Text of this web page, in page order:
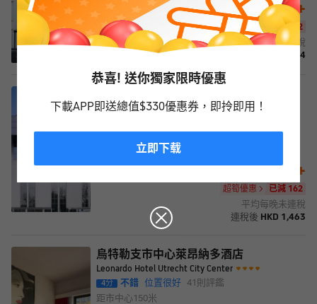
恭喜! 送你獨家限時優惠
下載APP即送總值$330優惠券，即拎即用！
立即下载
HKD2,559 HKD 2,037+
超筍優惠 · 2項優惠 已減 522
平均每晚未連稅
2,464
Park Plaza Utrecht
最低價房型即將售罄
1,209 +
超筍優惠 已減 162
平均每晚未連稅
連稅後 HKD 1,463
烏特勒支市中心萊昂納多酒店
Leonardo Hotel Utrecht City Center
4分 不錯 位置很好 41 則評鑑
距市中心 150米